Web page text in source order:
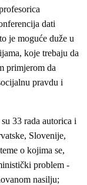
dati
je moguće duže u
koje trebaju da
primjerom da
pravdu i
33 rada autorica i
Slovenije,
o kojima se,
problem -
nasilju;